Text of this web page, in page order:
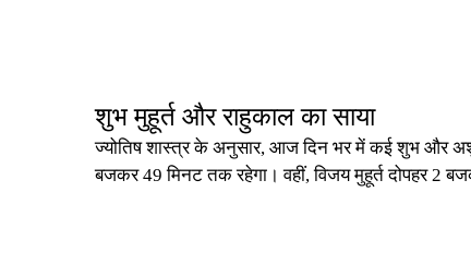
शुभ मुहूर्त और राहुकाल का साया
ज्योतिष शास्त्र के अनुसार, आज दिन भर में कई शुभ और अशुभ
बजकर 49 मिनट तक रहेगा। वहीं, विजय मुहूर्त दोपहर